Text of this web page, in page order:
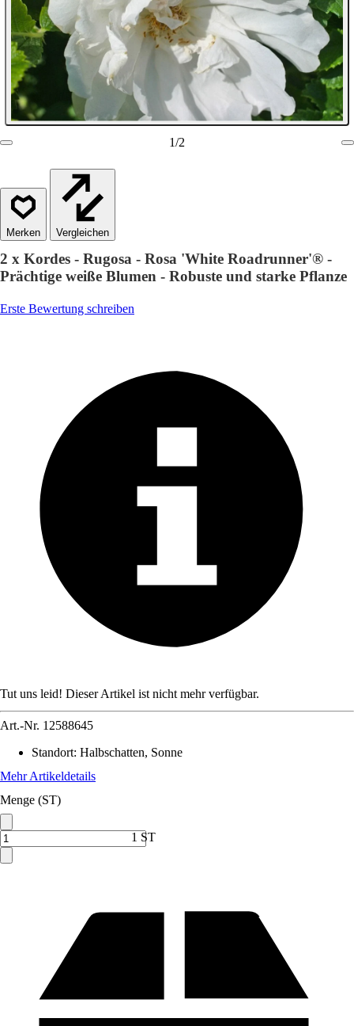
1/2
Vergleichen
2 x Kordes - Rugosa - Rosa 'White Roadrunner'® -
Prächtige weiße Blumen - Robuste und starke Pflanze
Erste Bewertung schreiben
Tut uns leid! Dieser Artikel ist nicht mehr verfügbar.
Art.-Nr. 12588645
Standort: Halbschatten, Sonne
Mehr Artikeldetails
Menge (ST)
1 ST